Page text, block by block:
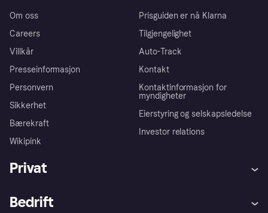
Om oss
Careers
Villkår
Presseinformasjon
Personvern
Sikkerhet
Bærekraft
Wikipink
Prisguiden er nå Klarna
Tilgjengelighet
Auto-Track
Kontakt
Kontaktinformasjon for
myndigheter
Eierstyring og selskapsledelse
Investor relations
Privat
Bedrift